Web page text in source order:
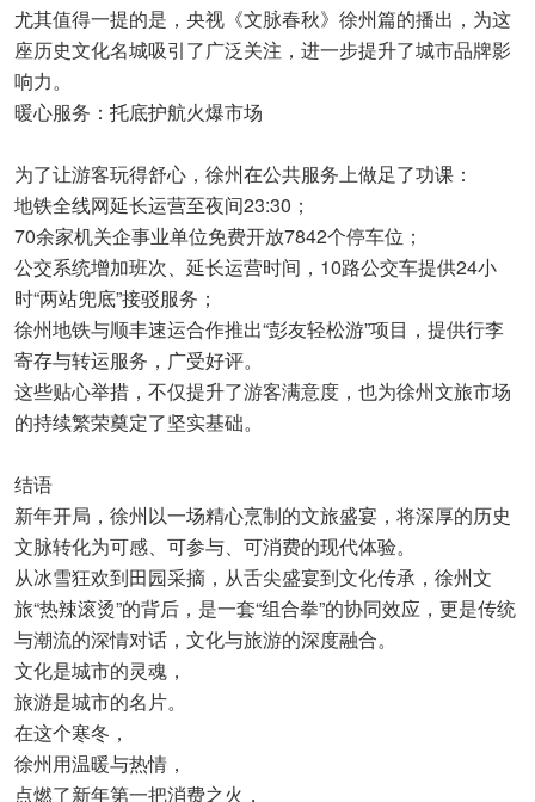
尤其值得一提的是，央视《文脉春秋》徐州篇的播出，为这
座历史文化名城吸引了广泛关注，进一步提升了城市品牌影
响力。
暖心服务：托底护航火爆市场
为了让游客玩得舒心，徐州在公共服务上做足了功课：
地铁全线网延长运营至夜间23:30；
70余家机关企事业单位免费开放7842个停车位；
公交系统增加班次、延长运营时间，10路公交车提供24小
时“两站兜底”接驳服务；
徐州地铁与顺丰速运合作推出“彭友轻松游”项目，提供行李
寄存与转运服务，广受好评。
这些贴心举措，不仅提升了游客满意度，也为徐州文旅市场
的持续繁荣奠定了坚实基础。
结语
新年开局，徐州以一场精心烹制的文旅盛宴，将深厚的历史
文脉转化为可感、可参与、可消费的现代体验。
从冰雪狂欢到田园采摘，从舌尖盛宴到文化传承，徐州文
旅“热辣滚烫”的背后，是一套“组合拳”的协同效应，更是传统
与潮流的深情对话，文化与旅游的深度融合。
文化是城市的灵魂，
旅游是城市的名片。
在这个寒冬，
徐州用温暖与热情，
点燃了新年第一把消费之火，